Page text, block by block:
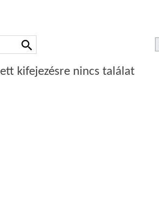
kifejezésre nincs találat